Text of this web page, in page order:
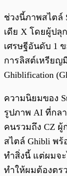
พร้อมเล่น
ช่วงนี้ภาพสไตล์
เดีย X โดยผู้ปลุ
เศรษฐีอันดับ 1
การลิสต์เหรียญ
Ghiblification
ความนิยมของ
รูปภาพ AI ที่กล
คนรวมถึง CZ ผู้
สไตล์ Ghibli พ
ทำสิ่งนี้ แต่ผมจะ
ทำให้ผมต้องตร